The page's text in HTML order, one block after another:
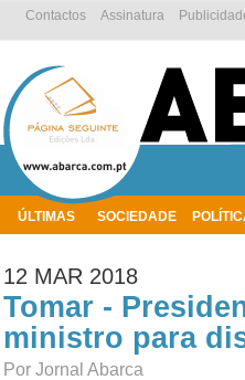
ÚLTIMAS SOCIEDADE
Assinatura
Contactos
12 MAR 2018
Tomar -
ministro para
Por Jornal Abarca